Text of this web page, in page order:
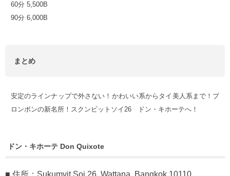
60分 5,500B
90分 6,000B
まとめ
安定のラインナップで外さない！かわいい系からタイ美人系まで！プ
ロンポンの新名所！スクンビットソイ26 ドン・キホーテへ！
ドン・キホーテ Don Quixote